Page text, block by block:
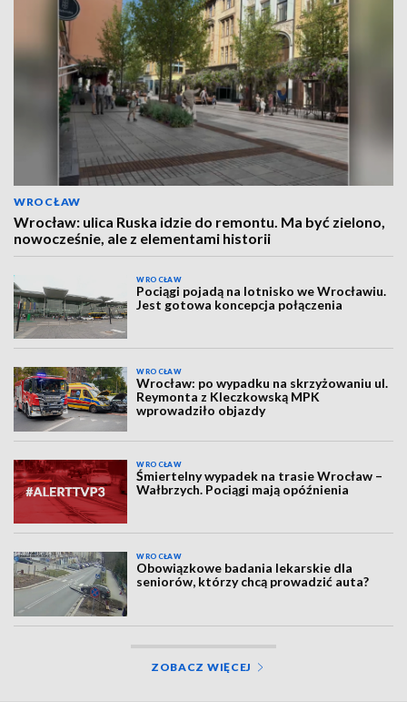
WROCŁAW
Wrocław: ulica Ruska idzie do remontu. Ma być zielono,
nowocześnie, ale z elementami historii
WROCŁAW
Pociągi pojadą na lotnisko we Wrocławiu.
Jest gotowa koncepcja połączenia
WROCŁAW
Wrocław: po wypadku na skrzyżowaniu ul.
Reymonta z Kleczkowską MPK
wprowadziło objazdy
WROCŁAW
Śmiertelny wypadek na trasie Wrocław –
Wałbrzych. Pociągi mają opóźnienia
WROCŁAW
Obowiązkowe badania lekarskie dla
seniorów, którzy chcą prowadzić auta?
ZOBACZ WIĘCEJ